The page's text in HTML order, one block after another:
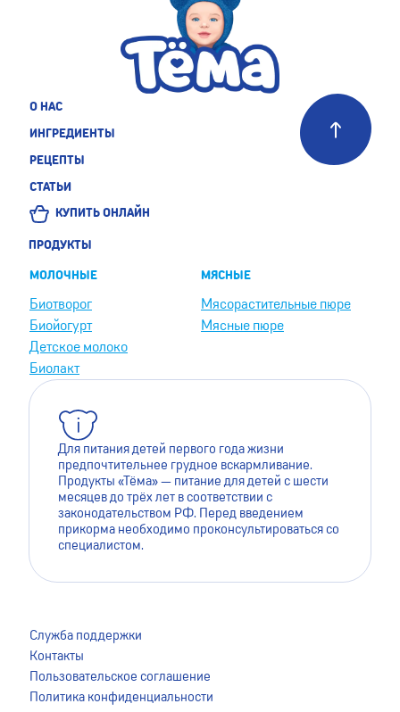
О НАС
ИНГРЕДИЕНТЫ
РЕЦЕПТЫ
СТАТЬИ
КУПИТЬ ОНЛАЙН
ПРОДУКТЫ
МОЛОЧНЫЕ
Биотворог
Биойогурт
Детское молоко
Биолакт
МЯСНЫЕ
Мясорастительные пюре
Мясные пюре
Для питания детей первого года жизни
предпочтительнее грудное вскармливание.
Продукты «Тёма» — питание для детей с шести
месяцев до трёх лет в соответствии с
законодательством РФ. Перед введением
прикорма необходимо проконсультироваться со
специалистом.
Служба поддержки
Контакты
Пользовательское соглашение
Политика конфиденциальности